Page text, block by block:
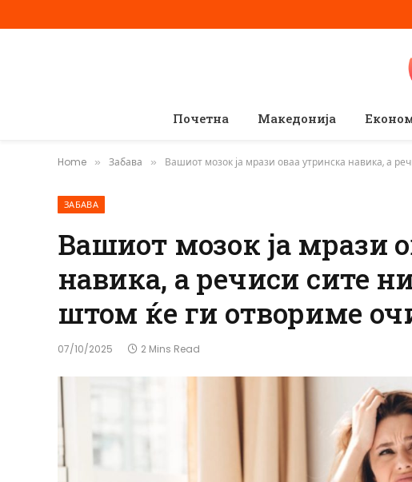
Почетна Македонија
Home » Забава » Вашиот мозок ја мрази оваа утринска навика, а
ЗАБАВА
Вашиот мозок ја мрази
навика, а речиси сите
штом ќе ги отвориме
07/10/2025 2 Mins Read